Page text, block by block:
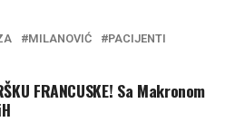
MILANOVIĆ PACIJENTI
FRANCUSKE! Sa Makronom